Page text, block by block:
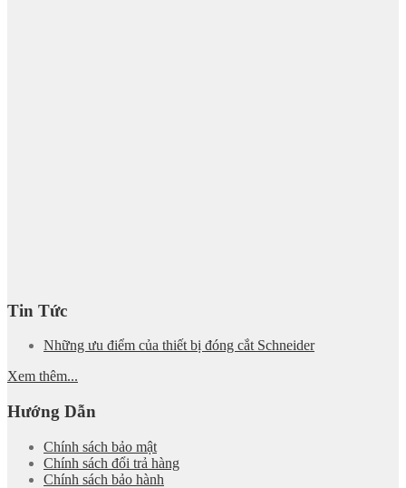
Tin Tức
Những ưu điểm của thiết bị đóng cắt Schneider
Xem thêm...
Hướng Dẫn
Chính sách bảo mật
Chính sách đổi trả hàng
Chính sách bảo hành